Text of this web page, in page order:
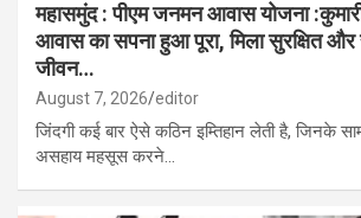
महासमुंद : पीएम जनमन आवास योजना
आवास का सपना हुआ पूरा, मिला सुरक्षित
जीवन…
August 7, 2026 editor
जिंदगी कई बार ऐसे कठिन इम्तिहान लेती है, जिनके
असहाय महसूस करने…